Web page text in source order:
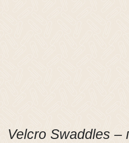
Velcro Swaddles –